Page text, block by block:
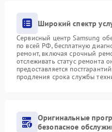
Широкий спектр
Сервисный центр Samsung
по всей РФ, бесплатную
ремонт, включая срочный
отслеживать статус ремонта
предоставляется
продления срока службы
Оригинальные
безопасное